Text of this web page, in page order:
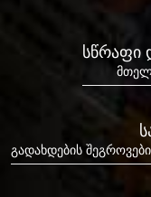
სწრაფი
გადახდების
სწრაფი
გადახდების